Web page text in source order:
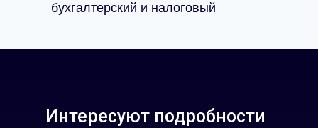
бухгалтерский и налоговый
Интересуют подробности